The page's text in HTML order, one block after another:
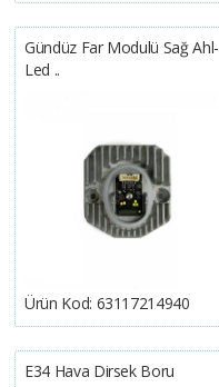
Gündüz Far Modulü Sağ Ahl-
Led ..
Ürün Kod: 63117214940
E34 Hava Dirsek Boru